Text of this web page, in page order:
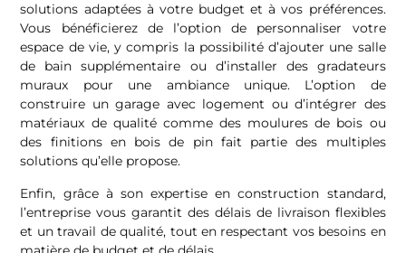
solutions adaptées à votre budget et à vos préférences.
Vous bénéficierez de l’option de personnaliser votre
espace de vie, y compris la possibilité d’ajouter une salle
de bain supplémentaire ou d’installer des gradateurs
muraux pour une ambiance unique. L’option de
construire un garage avec logement ou d’intégrer des
matériaux de qualité comme des moulures de bois ou
des finitions en bois de pin fait partie des multiples
solutions qu’elle propose.
Enfin, grâce à son expertise en construction standard,
l’entreprise vous garantit des délais de livraison flexibles
et un travail de qualité, tout en respectant vos besoins en